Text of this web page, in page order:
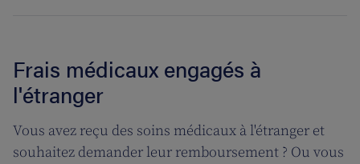
Frais médicaux engagés à
l'étranger
Vous avez reçu des soins médicaux à l'étranger et
souhaitez demander leur remboursement ? Ou vous